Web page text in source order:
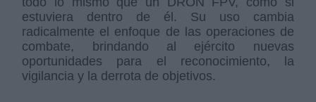
estuviera dentro de él. Su uso cambia
radicalmente el enfoque de las operaciones de
combate, brindando al ejército nuevas
oportunidades para el reconocimiento, la
vigilancia y la derrota de objetivos.